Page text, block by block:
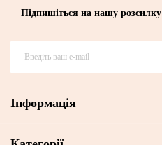
Підпишіться на нашу розсилку
Інформація